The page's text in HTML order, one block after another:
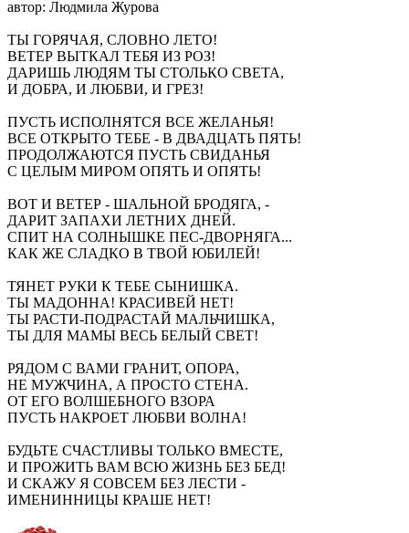
автор: Людмила Журова
ТЫ ГОРЯЧАЯ, СЛОВНО ЛЕТО!
ВЕТЕР ВЫТКАЛ ТЕБЯ ИЗ РОЗ!
ДАРИШЬ ЛЮДЯМ ТЫ СТОЛЬКО СВЕТА,
И ДОБРА, И ЛЮБВИ, И ГРЕЗ!
ПУСТЬ ИСПОЛНЯТСЯ ВСЕ ЖЕЛАНЬЯ!
ВСЕ ОТКРЫТО ТЕБЕ - В ДВАДЦАТЬ ПЯТЬ!
ПРОДОЛЖАЮТСЯ ПУСТЬ СВИДАНЬЯ
С ЦЕЛЫМ МИРОМ ОПЯТЬ И ОПЯТЬ!
ВОТ И ВЕТЕР - ШАЛЬНОЙ БРОДЯГА, -
ДАРИТ ЗАПАХИ ЛЕТНИХ ДНЕЙ.
СПИТ НА СОЛНЫШКЕ ПЕС-ДВОРНЯГА...
КАК ЖЕ СЛАДКО В ТВОЙ ЮБИЛЕЙ!
ТЯНЕТ РУКИ К ТЕБЕ СЫНИШКА.
ТЫ МАДОННА! КРАСИВЕЙ НЕТ!
ТЫ РАСТИ-ПОДРАСТАЙ МАЛЬЧИШКА,
ТЫ ДЛЯ МАМЫ ВЕСЬ БЕЛЫЙ СВЕТ!
РЯДОМ С ВАМИ ГРАНИТ, ОПОРА,
НЕ МУЖЧИНА, А ПРОСТО СТЕНА.
ОТ ЕГО ВОЛШЕБНОГО ВЗОРА
ПУСТЬ НАКРОЕТ ЛЮБВИ ВОЛНА!
БУДЬТЕ СЧАСТЛИВЫ ТОЛЬКО ВМЕСТЕ,
И ПРОЖИТЬ ВАМ ВСЮ ЖИЗНЬ БЕЗ БЕД!
И СКАЖУ Я СОВСЕМ БЕЗ ЛЕСТИ -
ИМЕНИННИЦЫ КРАШЕ НЕТ!